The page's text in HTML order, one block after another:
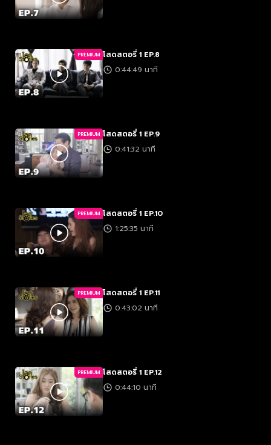
PREMIUM โสดสตอรี่ 1 EP.8
0:44:49 นาที
PREMIUM โสดสตอรี่ 1 EP.9
0:41:32 นาที
PREMIUM โสดสตอรี่ 1 EP.10
1:25:35 นาที
PREMIUM โสดสตอรี่ 1 EP.11
0:43:02 นาที
PREMIUM โสดสตอรี่ 1 EP.12
0:44:10 นาที